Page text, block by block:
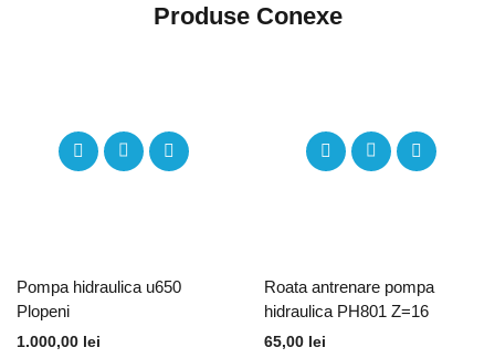
Produse Conexe
Pompa hidraulica u650
Plopeni
1.000,00 lei
Roata antrenare pompa
hidraulica PH801 Z=16
65,00 lei